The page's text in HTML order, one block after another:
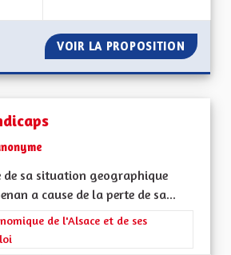
VOIR LA PROPOSITION
de sa situation geographique
a cause de la perte de sa...
de la catégorie : L'attractivité
de l'Alsace et de ses